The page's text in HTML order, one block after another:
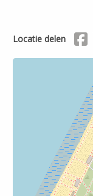
Locatie delen